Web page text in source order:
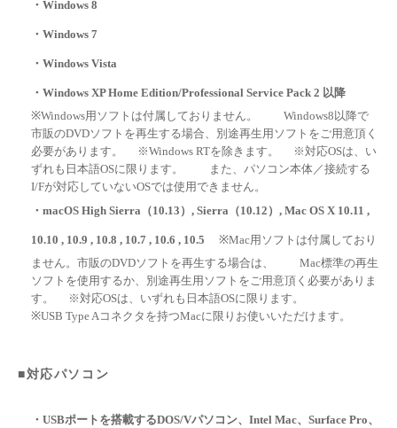
・Windows 8
・Windows 7
・Windows Vista
・Windows XP Home Edition/Professional Service Pack 2 以降
※Windows用ソフトは付属しておりません。 Windows8以降で
市販のDVDソフトを再生する場合、別途再生用ソフトをご用意頂く
必要があります。 ※Windows RTを除きます。 ※対応OSは、い
ずれも日本語OSに限ります。 また、パソコン本体／接続する
I/Fが対応していないOSでは使用できません。
・macOS High Sierra（10.13）, Sierra（10.12）, Mac OS X 10.11 ,
10.10 , 10.9 , 10.8 , 10.7 , 10.6 , 10.5 ※Mac用ソフトは付属しており
ません。市販のDVDソフトを再生する場合は、 Mac標準の再生
ソフトを使用するか、別途再生用ソフトをご用意頂く必要がありま
す。 ※対応OSは、いずれも日本語OSに限ります。
※USB Type Aコネクタを持つMacに限りお使いいただけます。
■対応パソコン
・USBポートを搭載するDOS/Vパソコン、Intel Mac、Surface Pro、